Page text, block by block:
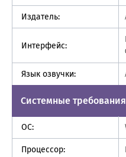
Издатель:
Интерфейс:
Язык озвучки:
Системные требования
ОС:
Процессор: